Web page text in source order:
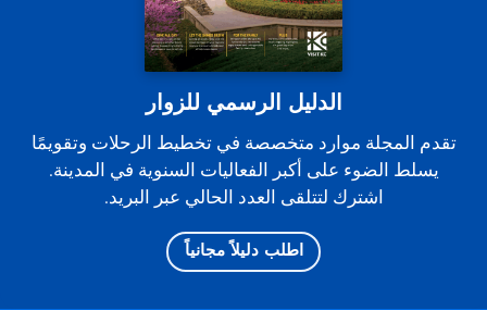
الدليل الرسمي للزوار
تقدم المجلة موارد متخصصة في تخطيط الرحلات وتقويمًا
يسلط الضوء على أكبر الفعاليات السنوية في المدينة.
اشترك لتتلقى العدد الحالي عبر البريد.
اطلب دليلاً مجانياً